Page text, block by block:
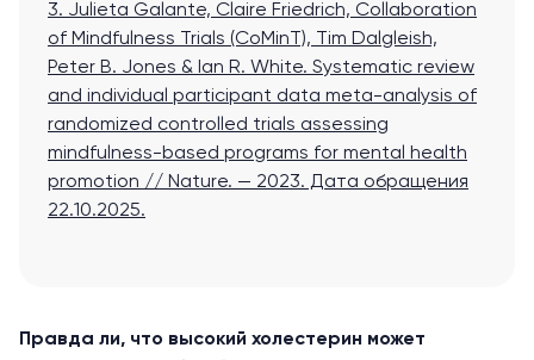
3. Julieta Galante, Claire Friedrich, Collaboration
of Mindfulness Trials (CoMinT), Tim Dalgleish,
Peter B. Jones & Ian R. White. Systematic review
and individual participant data meta-analysis of
randomized controlled trials assessing
mindfulness-based programs for mental health
promotion // Nature. — 2023. Дата обращения
22.10.2025.
Правда ли, что высокий холестерин может